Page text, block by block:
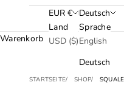
EUR €
Land
USD ($)
Deutsch
Sprache
English
Deutsch
Warenkorb
STARTSEITE SHOP